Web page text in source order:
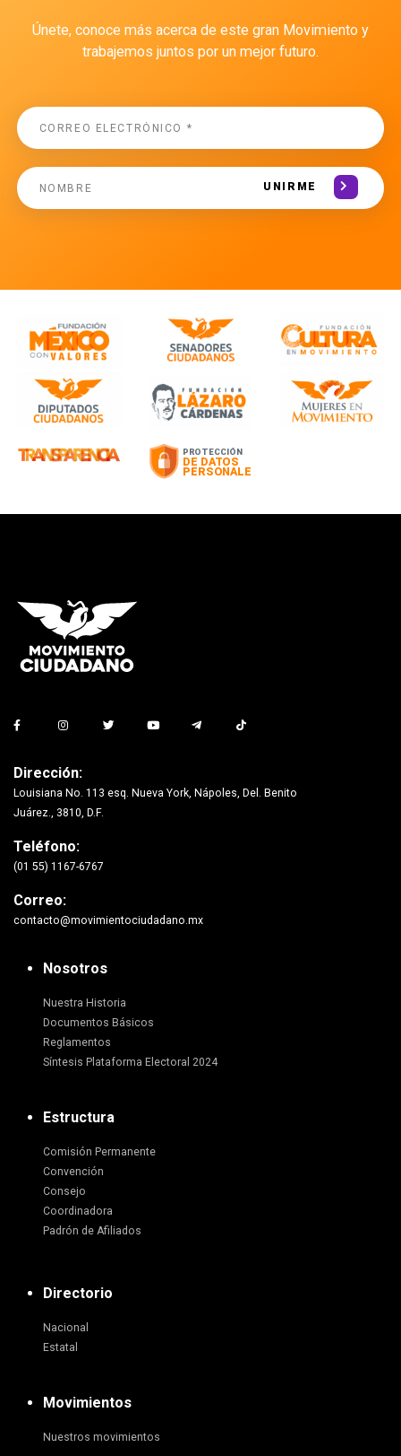
Únete, conoce más acerca de este gran Movimiento y
trabajemos juntos por un mejor futuro.
UNIRME
Dirección:
Louisiana No. 113 esq. Nueva York, Nápoles, Del. Benito
Juárez., 3810, D.F.
Teléfono:
(01 55) 1167-6767
Correo:
contacto@movimientociudadano.mx
Nosotros
Nuestra Historia
Documentos Básicos
Reglamentos
Síntesis Plataforma Electoral 2024
Estructura
Comisión Permanente
Convención
Consejo
Coordinadora
Padrón de Afiliados
Directorio
Nacional
Estatal
Movimientos
Nuestros movimientos